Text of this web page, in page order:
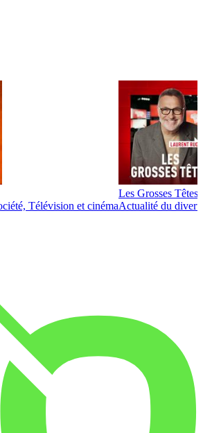
Télévision et cinéma
Les Grosses Têtes
Actualité du